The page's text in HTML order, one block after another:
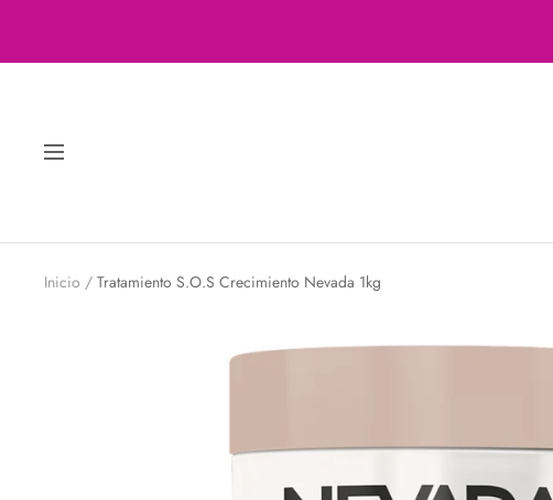
Navigación
Inicio Tratamiento S.O.S Crecimiento Nevada 1kg